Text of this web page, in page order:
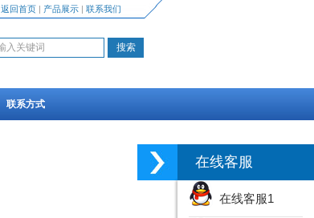
返回首页| 产品展示| 联系我们
联系方式
在线客服
在线客服1